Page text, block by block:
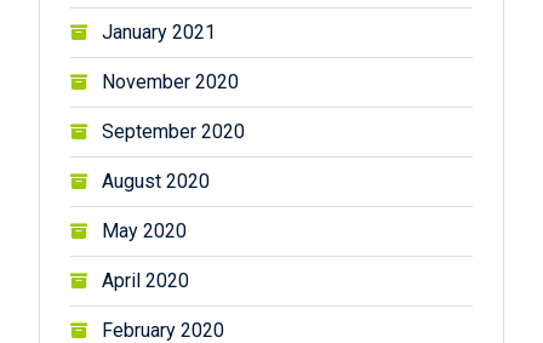
January 2021
November 2020
September 2020
August 2020
May 2020
April 2020
February 2020